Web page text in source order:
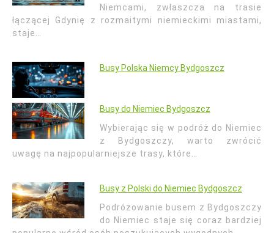
Niemcami, zwłaszcza na trasie
łączącej Gdynię z rozmaitymi niemieckimi miastami,
staje…
Busy Polska Niemcy Bydgoszcz
Busy do Niemiec Bydgoszcz
Wybierając się w podróż do Niemiec
z Bydgoszczy, warto zwrócić
uwagę na najpopularniejsze trasy, które…
Busy z Polski do Niemiec Bydgoszcz
Podróżowanie busem z Bydgoszczy
do Niemiec staje się coraz bardziej